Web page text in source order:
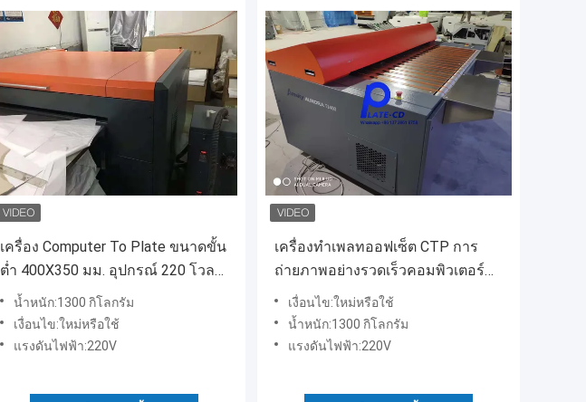
เครื่อง Computer To Plate ขนาดขั้น
ต่ำ 400X350 มม. อุปกรณ์ 220 โวลต์
ใหม่หรือใช้แล้ว
น้ำหนัก:1300 กิโลกรัม
เงื่อนไข:ใหม่หรือใช้
แรงดันไฟฟ้า:220V
เครื่องทำเพลทออฟเซ็ต CTP การ
ถ่ายภาพอย่างรวดเร็วคอมพิวเตอร์
เพื่อเพลทออฟเซ็ต 1270dpi
เงื่อนไข:ใหม่หรือใช้
น้ำหนัก:1300 กิโลกรัม
แรงดันไฟฟ้า:220V